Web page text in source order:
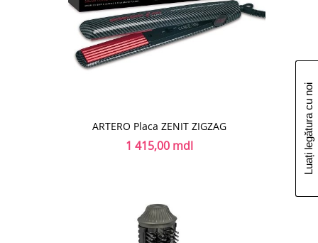
Luați legătura cu noi
ARTERO Placa ZENIT ZIGZAG
1 415,00 mdl